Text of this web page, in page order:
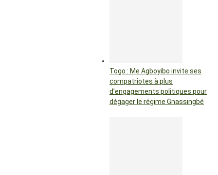
Togo : Me Agboyibo invite ses
compatriotes à plus
d’engagements politiques pour
dégager le régime Gnassingbé